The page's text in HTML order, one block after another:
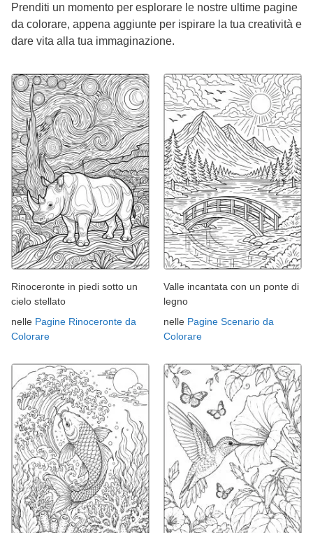
Prenditi un momento per esplorare le nostre ultime pagine
da colorare, appena aggiunte per ispirare la tua creatività e
dare vita alla tua immaginazione.
Rinoceronte in piedi sotto un
cielo stellato
nelle Pagine Rinoceronte da
Colorare
Valle incantata con un ponte di
legno
nelle Pagine Scenario da
Colorare